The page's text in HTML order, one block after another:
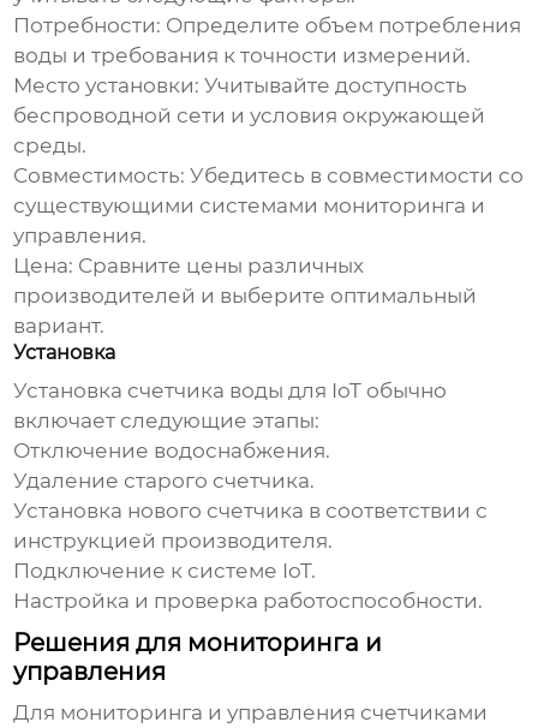
Потребности: Определите объем потребления
воды и требования к точности измерений.
Место установки: Учитывайте доступность
беспроводной сети и условия окружающей
среды.
Совместимость: Убедитесь в совместимости со
существующими системами мониторинга и
управления.
Цена: Сравните цены различных
производителей и выберите оптимальный
вариант.
Установка
Установка счетчика воды для IoT обычно
включает следующие этапы:
Отключение водоснабжения.
Удаление старого счетчика.
Установка нового счетчика в соответствии с
инструкцией производителя.
Подключение к системе IoT.
Настройка и проверка работоспособности.
Решения для мониторинга и
управления
Для мониторинга и управления счетчиками